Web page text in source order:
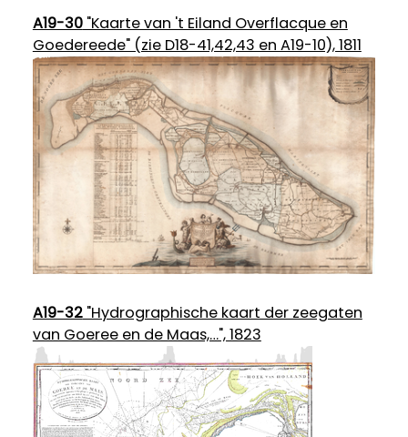
A19-30"Kaarte van 't Eiland Overflacque en
Goedereede" (zie D18-41,42,43 en A19-10), 1811
A19-32"Hydrographische kaart der zeegaten
van Goeree en de Maas,…", 1823